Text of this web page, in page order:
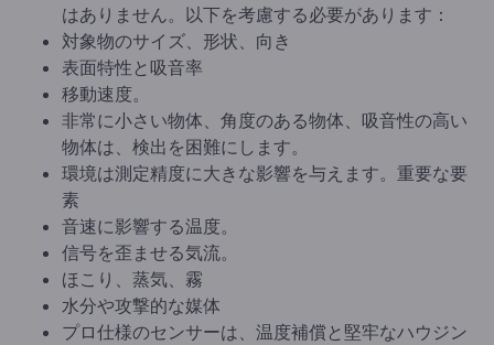
はありません。以下を考慮する必要があります：
対象物のサイズ、形状、向き
表面特性と吸音率
移動速度。
非常に小さい物体、角度のある物体、吸音性の高い
物体は、検出を困難にします。
環境は測定精度に大きな影響を与えます。重要な要
素
音速に影響する温度。
信号を歪ませる気流。
ほこり、蒸気、霧
水分や攻撃的な媒体
プロ仕様のセンサーは、温度補償と堅牢なハウジン